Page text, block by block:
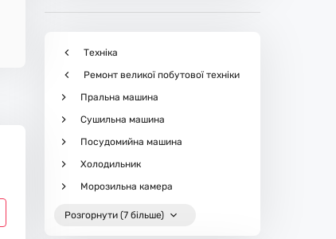
Техніка
Ремонт великої побутової техніки
Пральна машина
Сушильна машина
Посудомийна машина
Холодильник
Морозильна камера
Розгорнути (7 більше)